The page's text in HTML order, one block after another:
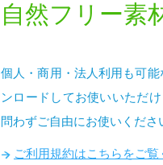
自然フリー素
個人・商用・法人利用も可
ンロードしてお使いいただ
問わずご自由にお使いくださ
ご利用規約はこちらをご覧